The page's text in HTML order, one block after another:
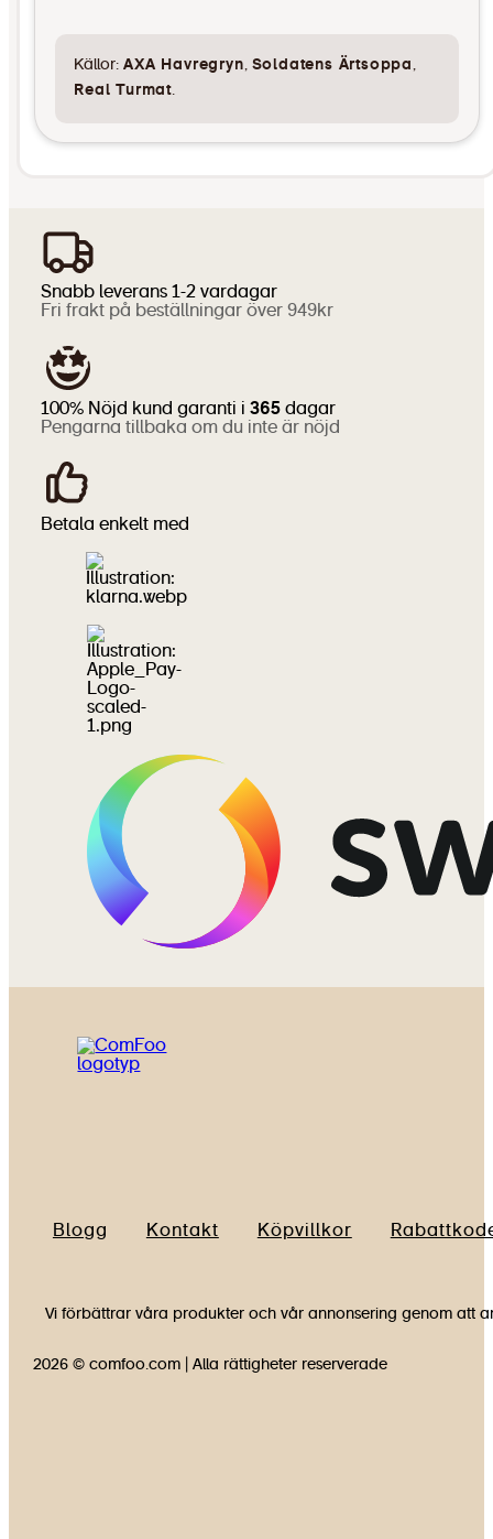
Källor:AXA Havregryn, Soldatens Ärtsoppa,
Real Turmat.
Snabb leverans 1-2 vardagar
Fri frakt på beställningar över 949kr
100% Nöjd kund garanti i 365 dagar
Pengarna tillbaka om du inte är nöjd
Betala enkelt med
Blogg Kontakt Köpvillkor
Vi förbättrar våra produkter och vår annonsering genom att
2026 © comfoo.com | Alla rättigheter reserverade